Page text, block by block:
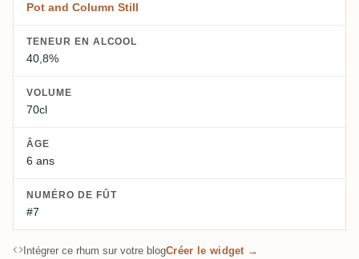
Pot and Column Still
TENEUR EN ALCOOL
40,8%
VOLUME
70cl
ÂGE
6 ans
NUMÉRO DE FÛT
#7
Intégrer ce rhum sur votre blogCréer le widget →